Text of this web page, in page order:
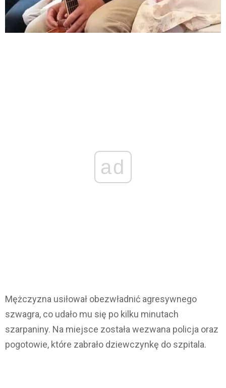
ad
Mężczyzna usiłował obezwładnić agresywnego
szwagra, co udało mu się po kilku minutach
szarpaniny. Na miejsce została wezwana policja oraz
pogotowie, które zabrało dziewczynkę do szpitala.